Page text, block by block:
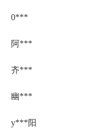
0***
阿***
齐***
幽***
y***阳